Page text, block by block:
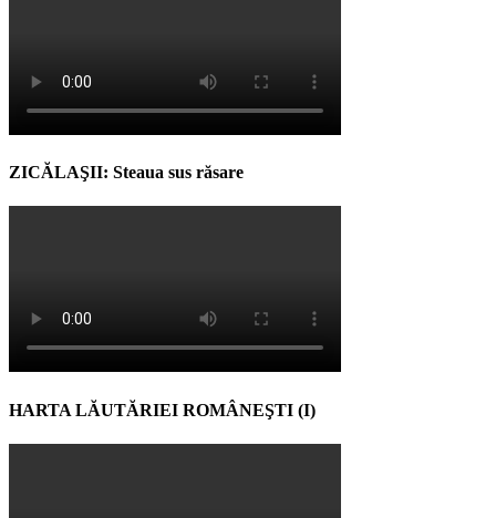
ZICĂLAŞII: Steaua sus răsare
HARTA LĂUTĂRIEI ROMÂNEŞTI (I)